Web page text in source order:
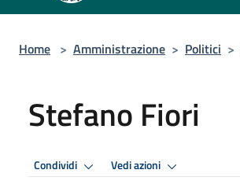
Home > Amministrazione > Politici >
Stefano Fiori
Condividi Vedi azioni